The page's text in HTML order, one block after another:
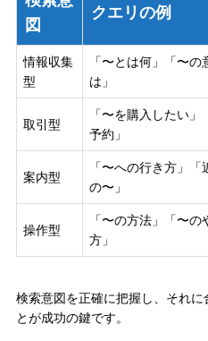
図
クエリの例
情報収集
型
「〜とは何」「〜の
は」
取引型
「〜を購入したい」
予約」
案内型
「〜への行き方」「
の〜」
操作型
「〜の方法」「〜の
方」
検索意図を正確に把握し、それ
とが成功の鍵です。